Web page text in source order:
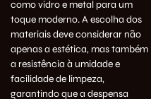
como vidro e metal para um
toque moderno. A escolha dos
materiais deve considerar não
apenas a estética, mas também
a resistência à umidade e
facilidade de limpeza,
garantindo que a despensa